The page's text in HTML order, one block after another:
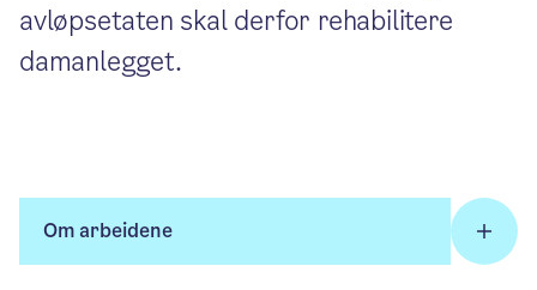
avløpsetaten skal derfor rehabilitere
damanlegget.
Om arbeidene